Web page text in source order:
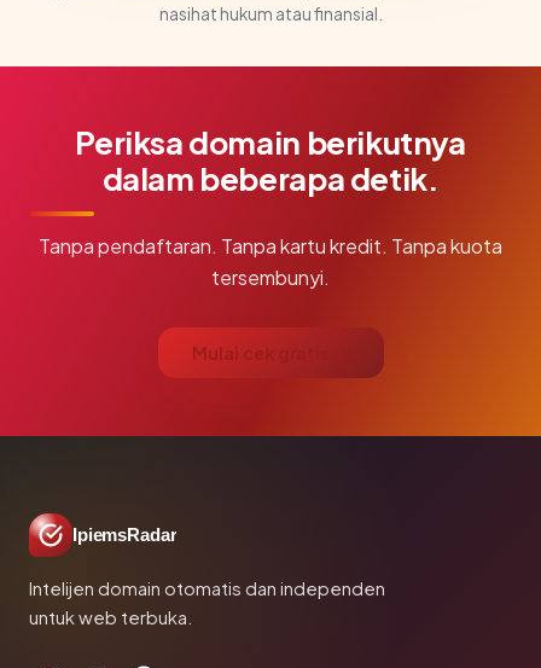
nasihat hukum atau finansial.
Periksa domain berikutnya
dalam beberapa detik.
Tanpa pendaftaran. Tanpa kartu kredit. Tanpa kuota
tersembunyi.
Mulai cek gratis →
IpiemsRadar
Intelijen domain otomatis dan independen
untuk web terbuka.